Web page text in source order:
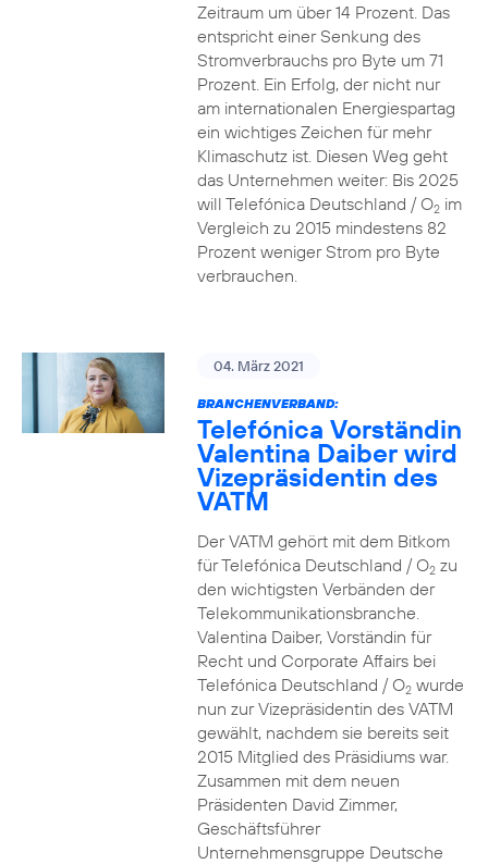
Zeitraum um über 14 Prozent. Das
entspricht einer Senkung des
Stromverbrauchs pro Byte um 71
Prozent. Ein Erfolg, der nicht nur
am internationalen Energiespartag
ein wichtiges Zeichen für mehr
Klimaschutz ist. Diesen Weg geht
das Unternehmen weiter: Bis 2025
will Telefónica Deutschland / O2im
Vergleich zu 2015 mindestens 82
Prozent weniger Strom pro Byte
verbrauchen.
04. März 2021
BRANCHENVERBAND:
Telefónica Vorständin
Valentina Daiber wird
Vizepräsidentin des
VATM
Der VATM gehört mit dem Bitkom
für Telefónica Deutschland / O2zu
den wichtigsten Verbänden der
Telekommunikationsbranche.
Valentina Daiber, Vorständin für
Recht und Corporate Affairs bei
Telefónica Deutschland / O2wurde
nun zur Vizepräsidentin des VATM
gewählt, nachdem sie bereits seit
2015 Mitglied des Präsidiums war.
Zusammen mit dem neuen
Präsidenten David Zimmer,
Geschäftsführer
Unternehmensgruppe Deutsche